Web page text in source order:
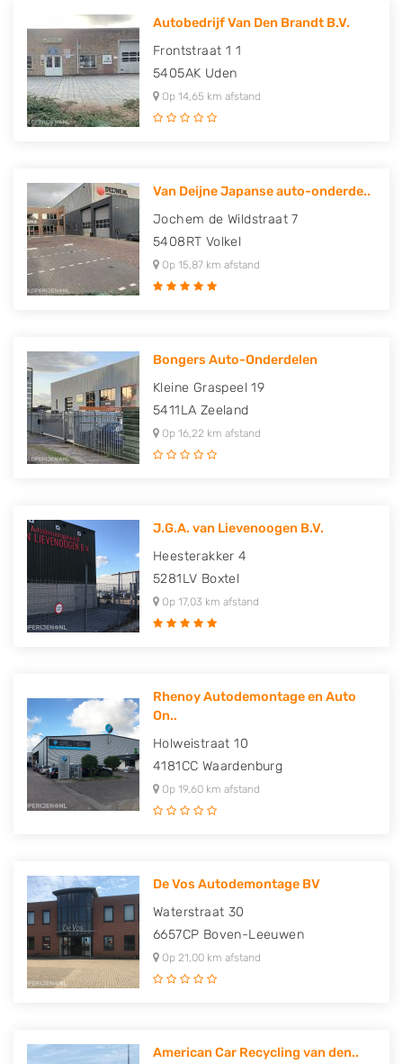
Autobedrijf Van Den Brandt B.V.
Frontstraat 1 1
5405AK Uden
Op 14,65 km afstand
Van Deijne Japanse auto-onderde..
Jochem de Wildstraat 7
5408RT Volkel
Op 15,87 km afstand
Bongers Auto-Onderdelen
Kleine Graspeel 19
5411LA Zeeland
Op 16,22 km afstand
J.G.A. van Lievenoogen B.V.
Heesterakker 4
5281LV Boxtel
Op 17,03 km afstand
Rhenoy Autodemontage en Auto
On..
Holweistraat 10
4181CC Waardenburg
Op 19,60 km afstand
De Vos Autodemontage BV
Waterstraat 30
6657CP Boven-Leeuwen
Op 21,00 km afstand
American Car Recycling van den..